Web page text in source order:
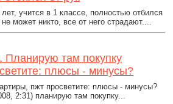
учится в 1 классе, полностью отбился
может никто, все от него страдают....
там покупку
плюсы - минусы?
пжт просветите: плюсы - минусы?
2:31) планирую там покупку...